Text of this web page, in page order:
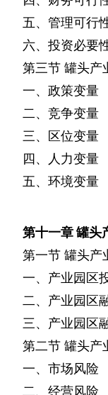
五、管理可行
六、投资必要
第三节 罐头产
一、政策变量
二、竞争变量
三、区位变量
四、人力变量
五、环境变量
第十一章罐头
第一节 罐头产
一、产业园区
二、产业园区
三、产业园区
第二节 罐头产
一、市场风险
二、经营风险